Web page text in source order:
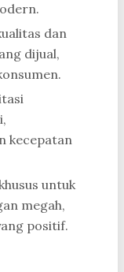
dan
dijual,
kecepatan
untuk
megah,
positif.